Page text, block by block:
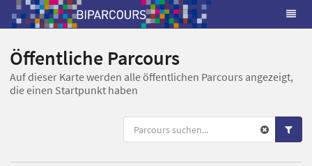
Öffentliche Parcours
Auf dieser Karte werden alle öffentlichen Parcours angezeigt,
die einen Startpunkt haben